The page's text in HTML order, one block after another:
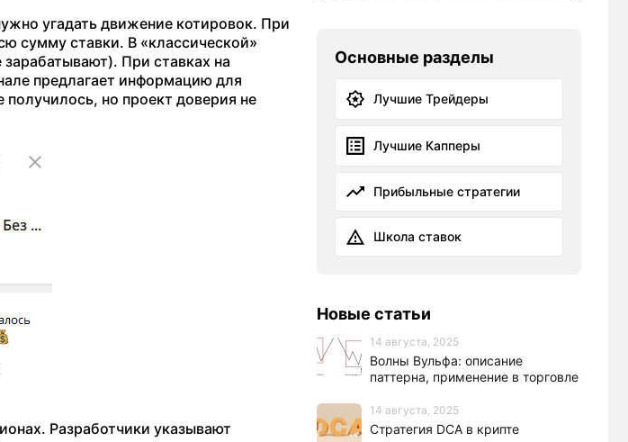
угадать движение котировок. При
сумму ставки. В «классической»
При ставках на
предлагает информацию для
но проект доверия не
Разработчики указывают
Основные разделы
Лучшие Трейдеры
Лучшие Капперы
Прибыльные стратегии
Школа ставок
Новые статьи
14 августа, 2025
Волны Вульфа: описание
паттерна, применение в торговле
14 августа, 2025
Стратегия DCA в крипте